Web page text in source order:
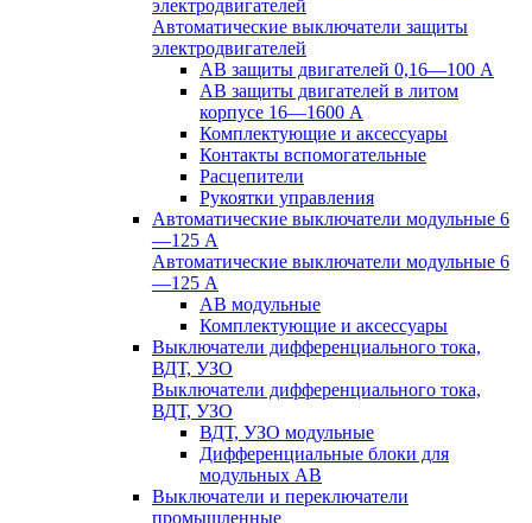
электродвигателей
Автоматические выключатели защиты
электродвигателей
АВ защиты двигателей 0,16—100 А
АВ защиты двигателей в литом
корпусе 16—1600 А
Комплектующие и аксессуары
Контакты вспомогательные
Расцепители
Рукоятки управления
Автоматические выключатели модульные 6
—125 А
Автоматические выключатели модульные 6
—125 А
АВ модульные
Комплектующие и аксессуары
Выключатели дифференциального тока,
ВДТ, УЗО
Выключатели дифференциального тока,
ВДТ, УЗО
ВДТ, УЗО модульные
Дифференциальные блоки для
модульных АВ
Выключатели и переключатели
промышленные